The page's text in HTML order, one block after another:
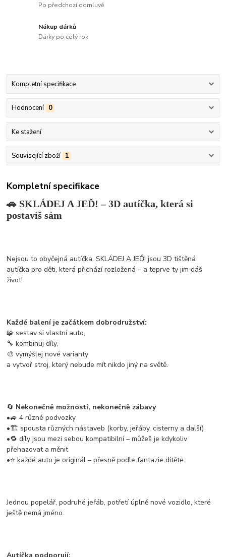
Po předchozí domluvě
Nákup dárků
Dárky po celý rok
Kompletní specifikace
Hodnocení 0
Ke stažení
Související zboží 1
Kompletní specifikace
🚗 SKLÁDEJ A JEĎ! – 3D autíčka, která si
postavíš sám
Nejsou to obyčejná autíčka. SKLÁDEJ A JEĎ! jsou 3D tištěná
autíčka pro děti, která přichází rozložená – a teprve ty jim dáš
život!
Každé balení je začátkem dobrodružství:
🧩 sestav si vlastní auto,
🔧 kombinuj díly,
🎨 vymýšlej nové varianty
a vytvoř stroj, který nebude mít nikdo jiný na světě.
🔄 Nekonečně možností, nekonečně zábavy
•🚙 4 různé podvozky
•🏗️ spousta různých nástaveb (korby, jeřáby, cisterny a další)
•🔁 díly jsou mezi sebou kompatibilní – můžeš je kdykoliv
přehazovat a měnit
•⭐ každé auto je originál – přesně podle fantazie dítěte
Jednou popelář, podruhé jeřáb, potřetí úplně nové vozidlo, které
ještě nemá jméno.